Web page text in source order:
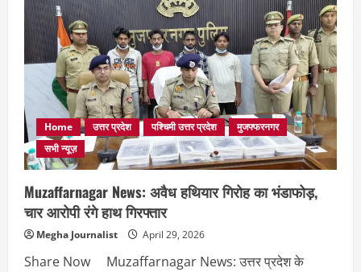
आईपीएस
अजय
पाल
शर्मा
के
समर्थन
में
कोतवाली
पहुंचे,
महुआ
मोइत्रा
पर
कार्रवाई
की
मांग
Home उत्तर प्रदेश पश्चिमी उत्तर प्रदेश
मुजफ्फरनगर
सभी न्यूज़
Muzaffarnagar News: अवैध हथियार गिरोह का भंडाफोड़,
चार आरोपी रंगे हाथ गिरफ्तार
Megha Journalist April 29, 2026
Share Now Muzaffarnagar News: उत्तर प्रदेश के